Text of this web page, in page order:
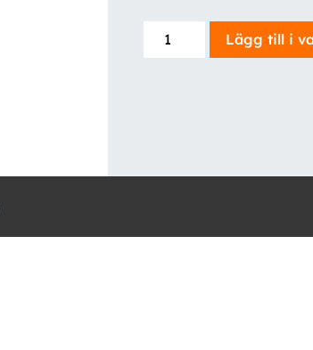
Reflex,
103x24mm
Lägg till i